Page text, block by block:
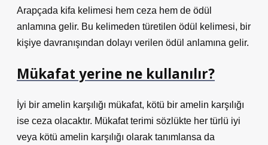
Arapçada kifa kelimesi hem ceza hem de ödül
anlamına gelir. Bu kelimeden türetilen ödül kelimesi, bir
kişiye davranışından dolayı verilen ödül anlamına gelir.
Mükafat yerine ne kullanılır?
İyi bir amelin karşılığı mükafat, kötü bir amelin karşılığı
ise ceza olacaktır. Mükafat terimi sözlükte her türlü iyi
veya kötü amelin karşılığı olarak tanımlansa da